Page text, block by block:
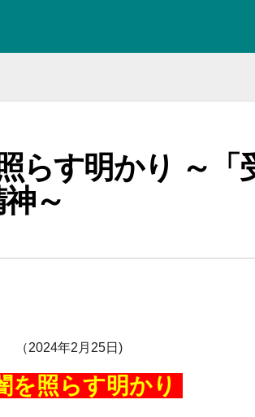
らす明かり ～「
～
（2024年2月25日)
を照らす明かり